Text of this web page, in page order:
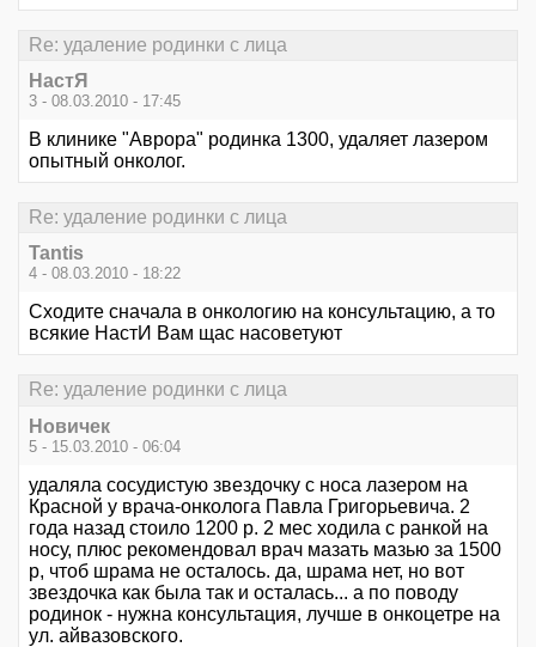
Re: удаление родинки с лица
НастЯ
3 - 08.03.2010 - 17:45
В клинике "Аврора" родинка 1300, удаляет лазером
опытный онколог.
Re: удаление родинки с лица
Tantis
4 - 08.03.2010 - 18:22
Сходите сначала в онкологию на консультацию, а то
всякие НастИ Вам щас насоветуют
Re: удаление родинки с лица
Новичек
5 - 15.03.2010 - 06:04
удаляла сосудистую звездочку с носа лазером на
Красной у врача-онколога Павла Григорьевича. 2
года назад стоило 1200 р. 2 мес ходила с ранкой на
носу, плюс рекомендовал врач мазать мазью за 1500
р, чтоб шрама не осталось. да, шрама нет, но вот
звездочка как была так и осталась... а по поводу
родинок - нужна консультация, лучше в онкоцетре на
ул. айвазовского.